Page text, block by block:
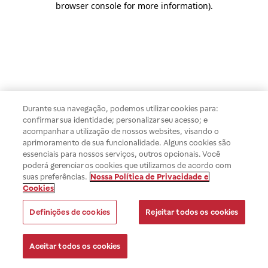
browser console for more information).
Durante sua navegação, podemos utilizar cookies para:
confirmar sua identidade; personalizar seu acesso; e
acompanhar a utilização de nossos websites, visando o
aprimoramento de sua funcionalidade. Alguns cookies são
essenciais para nossos serviços, outros opcionais. Você
poderá gerenciar os cookies que utilizamos de acordo com
suas preferências. Nossa Política de Privacidade e
Cookies
Definições de cookies Rejeitar todos os cookies
Aceitar todos os cookies